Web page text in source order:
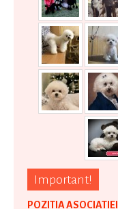
Important!
POZITIA